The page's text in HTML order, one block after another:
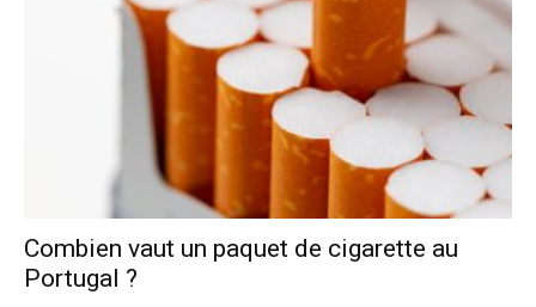
Combien vaut un paquet de cigarette au
Portugal ?